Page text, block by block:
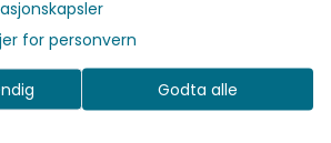
for personvern
Godta alle